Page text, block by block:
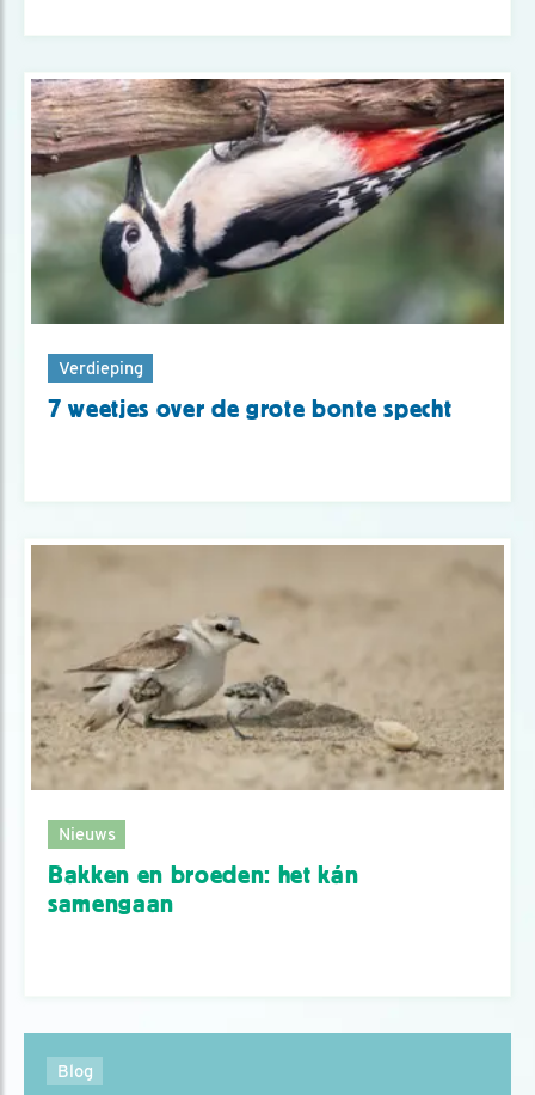
Verdieping
7 weetjes over de grote bonte specht
Nieuws
Bakken en broeden: het kán
samengaan
Blog